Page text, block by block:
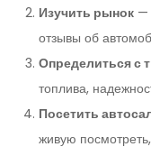
Изучить рынок —
отзывы об
Определиться с
топлива,
Посетить
живую